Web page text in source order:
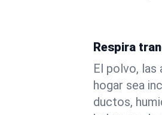
Respira
El polvo, las
hogar sea
ductos,